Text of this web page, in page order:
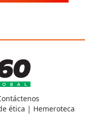
ética | Hemeroteca